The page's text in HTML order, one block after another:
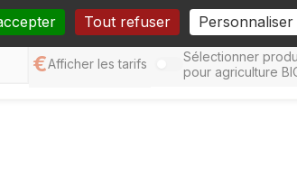
Facebook
Afficher les tarifs
Sélectionner
pour agriculture
Tout refuser Personnaliser